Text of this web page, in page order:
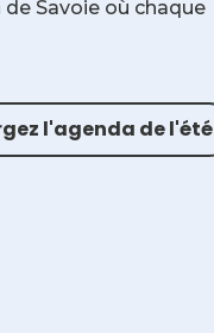
Savoie où chaque
l'agenda de l'été